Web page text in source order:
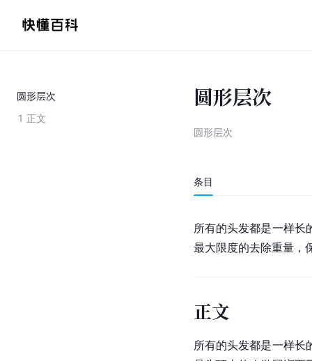
圆形层次
1 正文
圆形层次
圆形层次
条目
所有的头发都是一样长
最大限度的去除重量，
正文
所有的头发都是一样长